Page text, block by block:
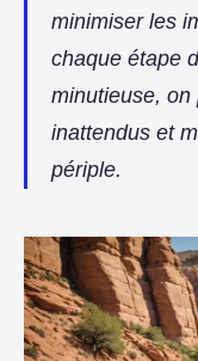
minimiser les
chaque étape
minutieuse, on
inattendus et
périple.